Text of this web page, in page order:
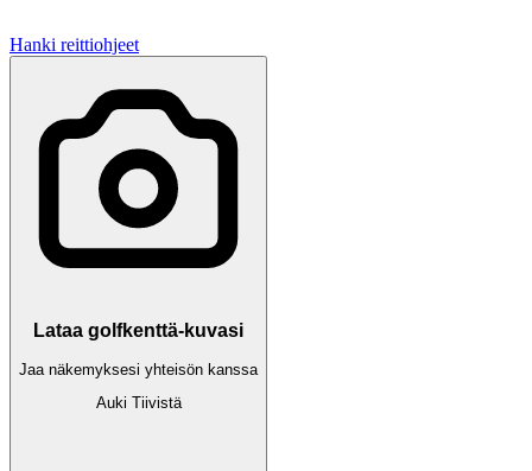
Hanki reittiohjeet
Lataa golfkenttä-kuvasi
Jaa näkemyksesi yhteisön kanssa
Auki Tiivistä